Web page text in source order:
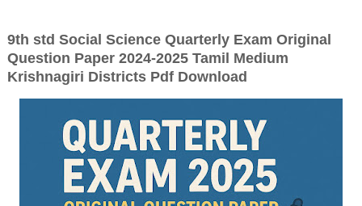
9th std Social Science Quarterly Exam Original
Question Paper 2024-2025 Tamil Medium
Krishnagiri Districts Pdf Download